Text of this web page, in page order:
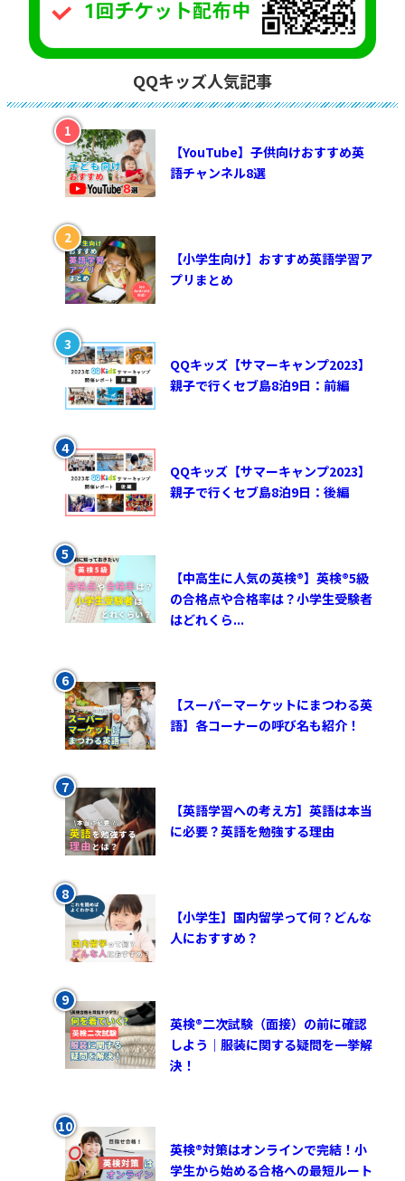
QQキッズ人気記事
【YouTube】子供向けおすすめ英
語チャンネル8選
【小学生向け】おすすめ英語学習ア
プリまとめ
QQキッズ【サマーキャンプ2023】
親子で行くセブ島8泊9日：前編
QQキッズ【サマーキャンプ2023】
親子で行くセブ島8泊9日：後編
【中高生に人気の英検®︎】英検®︎5級
の合格点や合格率は？小学生受験者
はどれくら...
【スーパーマーケットにまつわる英
語】各コーナーの呼び名も紹介！
【英語学習への考え方】英語は本当
に必要？英語を勉強する理由
【小学生】国内留学って何？どんな
人におすすめ？
英検®︎二次試験（面接）の前に確認
しよう｜服装に関する疑問を一挙解
決！
英検®対策はオンラインで完結！小
学生から始める合格への最短ルート